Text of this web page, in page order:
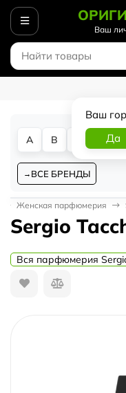
Ваш
Ваш
A B D
ВСЕ БРЕНДЫ
Женская парфюмерия
Sergio
Вся парфюмерия